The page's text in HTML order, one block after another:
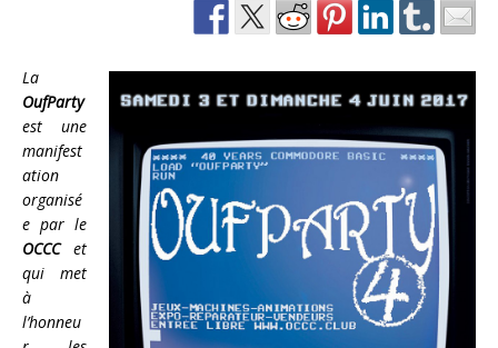
La
OufParty
est une
manifest
ation
organisé
e par le
OCCCet
qui met
à
l’honneu